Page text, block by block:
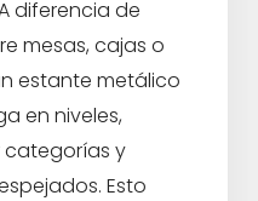
diferencia de
mesas, cajas o
estante metálico
en niveles,
y
Esto